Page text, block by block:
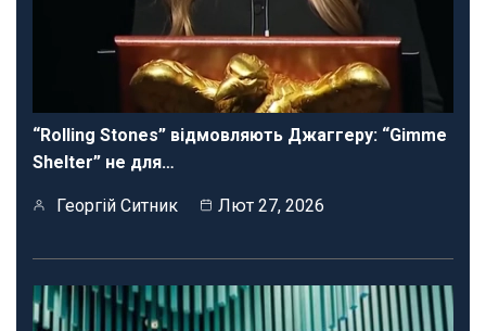
“Rolling Stones” відмовляють Джаггеру: “Gimme
Shelter” не для…
Георгій Ситник Лют 27, 2026